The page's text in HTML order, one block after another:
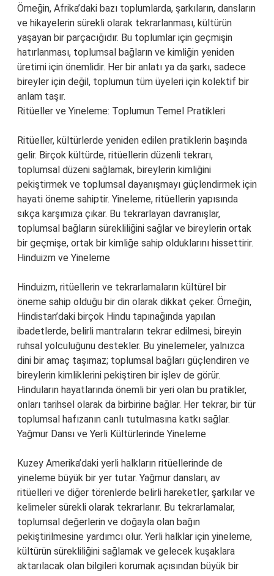
Örneğin, Afrika’daki bazı toplumlarda, şarkıların, dansların
ve hikayelerin sürekli olarak tekrarlanması, kültürün
yaşayan bir parçacığıdır. Bu toplumlar için geçmişin
hatırlanması, toplumsal bağların ve kimliğin yeniden
üretimi için önemlidir. Her bir anlatı ya da şarkı, sadece
bireyler için değil, toplumun tüm üyeleri için kolektif bir
anlam taşır.
Ritüeller ve Yineleme: Toplumun Temel Pratikleri
Ritüeller, kültürlerde yeniden edilen pratiklerin başında
gelir. Birçok kültürde, ritüellerin düzenli tekrarı,
toplumsal düzeni sağlamak, bireylerin kimliğini
pekiştirmek ve toplumsal dayanışmayı güçlendirmek için
hayati öneme sahiptir. Yineleme, ritüellerin yapısında
sıkça karşımıza çıkar. Bu tekrarlayan davranışlar,
toplumsal bağların sürekliliğini sağlar ve bireylerin ortak
bir geçmişe, ortak bir kimliğe sahip olduklarını hissettirir.
Hinduizm ve Yineleme
Hinduizm, ritüellerin ve tekrarlamaların kültürel bir
öneme sahip olduğu bir din olarak dikkat çeker. Örneğin,
Hindistan’daki birçok Hindu tapınağında yapılan
ibadetlerde, belirli mantraların tekrar edilmesi, bireyin
ruhsal yolculuğunu destekler. Bu yinelemeler, yalnızca
dini bir amaç taşımaz; toplumsal bağları güçlendiren ve
bireylerin kimliklerini pekiştiren bir işlev de görür.
Hinduların hayatlarında önemli bir yeri olan bu pratikler,
onları tarihsel olarak da birbirine bağlar. Her tekrar, bir tür
toplumsal hafızanın canlı tutulmasına katkı sağlar.
Yağmur Dansı ve Yerli Kültürlerinde Yineleme
Kuzey Amerika’daki yerli halkların ritüellerinde de
yineleme büyük bir yer tutar. Yağmur dansları, av
ritüelleri ve diğer törenlerde belirli hareketler, şarkılar ve
kelimeler sürekli olarak tekrarlanır. Bu tekrarlamalar,
toplumsal değerlerin ve doğayla olan bağın
pekiştirilmesine yardımcı olur. Yerli halklar için yineleme,
kültürün sürekliliğini sağlamak ve gelecek kuşaklara
aktarılacak olan bilgileri korumak açısından büyük bir